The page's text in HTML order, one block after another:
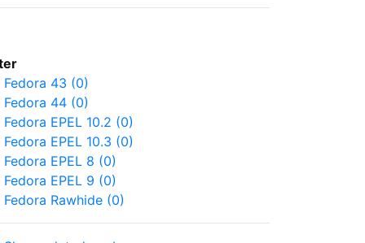
Fedora 43 (0)
Fedora 44 (0)
Fedora EPEL 10.2 (0)
Fedora EPEL 10.3 (0)
Fedora EPEL 8 (0)
Fedora EPEL 9 (0)
Fedora Rawhide (0)